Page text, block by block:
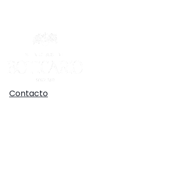
Contacto